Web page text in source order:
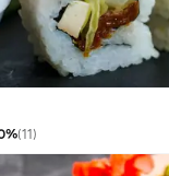
(11)